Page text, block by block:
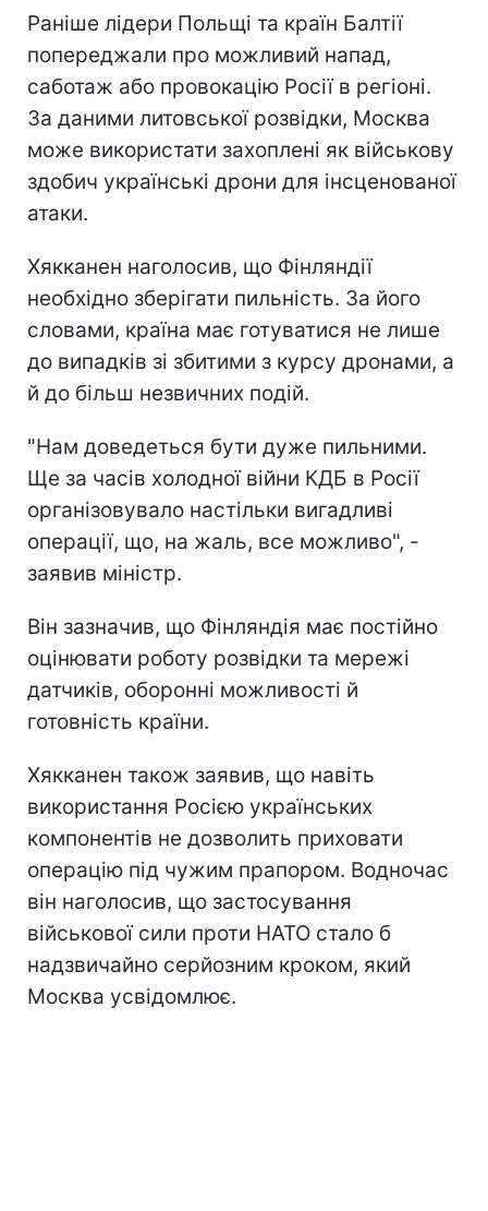
Раніше лідери Польщі та країн Балтії
попереджали про можливий напад,
саботаж або провокацію Росії в регіоні.
За даними литовської розвідки, Москва
може використати захоплені як військову
здобич українські дрони для інсценованої
атаки.
Хякканен наголосив, що Фінляндії
необхідно зберігати пильність. За його
словами, країна має готуватися не лише
до випадків зі збитими з курсу дронами, а
й до більш незвичних подій.
"Нам доведеться бути дуже пильними.
Ще за часів холодної війни КДБ в Росії
організовувало настільки вигадливі
операції, що, на жаль, все можливо", -
заявив міністр.
Він зазначив, що Фінляндія має постійно
оцінювати роботу розвідки та мережі
датчиків, оборонні можливості й
готовність країни.
Хякканен також заявив, що навіть
використання Росією українських
компонентів не дозволить приховати
операцію під чужим прапором. Водночас
він наголосив, що застосування
військової сили проти НАТО стало б
надзвичайно серйозним кроком, який
Москва усвідомлює.